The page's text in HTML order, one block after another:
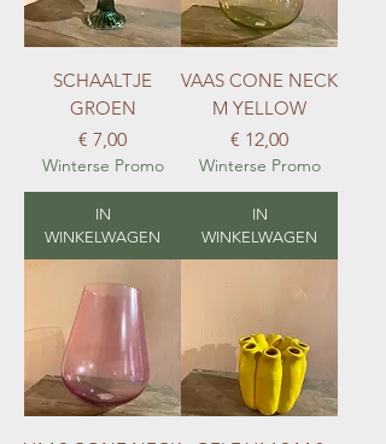
SCHAALTJE
GROEN
Prijs
€ 7,00
Winterse Promo
IN
WINKELWAGEN
VAAS CONE NECK
M YELLOW
Prijs
€ 12,00
Winterse Promo
IN
WINKELWAGEN